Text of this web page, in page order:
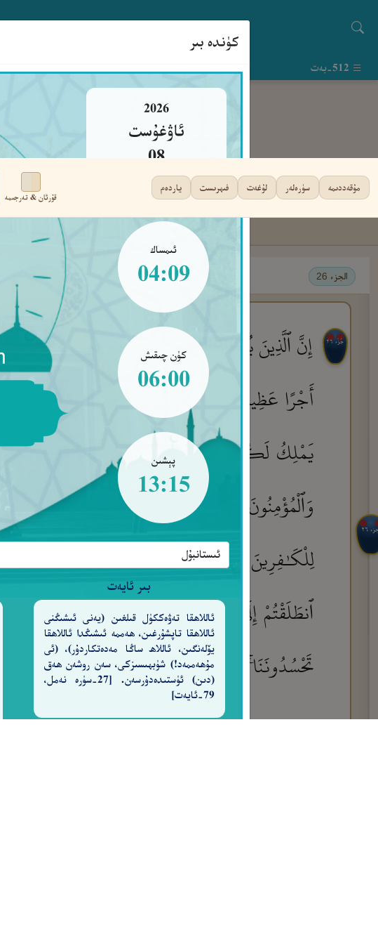
كۈندە بىر
2026
ئاۋغۇست
08
شەنبە
ئىمساك
04:09
كۈن چىقىش
06:00
پېشىن
13:15
بىر ئايەت
ئاللاھقا تەۋەككۈل قىلغىن (يەنى ئىشىڭنى
ئاللاھقا تاپشۇرغىن، ھەممە ئىشىڭدا ئاللاھقا
يۆلەنگىن، ئاللاھ ساڭا مەدەتكاردۇر)، (ئى
مۇھەممەد!) شۈبھىسىزكى، سەن روشەن ھەق
(دىن) ئۈستىدەدۇرسەن. [27-سۈرە نەمل،
79-ئايەت]
مۇقەددىمە سۈرەلەر لۇغەت فىھرىست ياردەم
قۇرئان & تەرجىمە
٢٦
الجزء 26
جُزْء ٢٦
إِنَّ ٱلَّذِينَ يُبَايِعُونَكَ إِنَّمَا يُبَايِعُونَ ٱللَّهَ يَدُ
أَجْرًا عَظِيمًا
سَيَقُولُ لَكَ ٱلْمُخَلَّفُونَ مِنَ
يَمْلِكُ لَكُم مِّنَ ٱللَّهِ شَيْـًٔا إِنْ أَرَادَ بِكُمْ ضَرًّا أَوْ
وَٱلْمُؤْمِنُونَ إِلَىٰٓ أَهْلِيهِمْ أَبَدًا وَزُيِّنَ ذَٰلِكَ فِى
لِلْكَـٰفِرِينَ سَعِيرًا
١٣ وَلِلَّهِ مُلْكُ ٱلسَّمَـٰوَٰتِ
ٱنطَلَقْتُمْ إِلَىٰ مَغَانِمَ لِتَأْخُذُوهَا ذَرُونَا نَتَّبِعْكُمْ
تَحْسُدُونَنَا ۚ بَلْ كَانُوا۟ لَا يَفْقَهُونَ إِلَّا قَلِيلًا
١٥